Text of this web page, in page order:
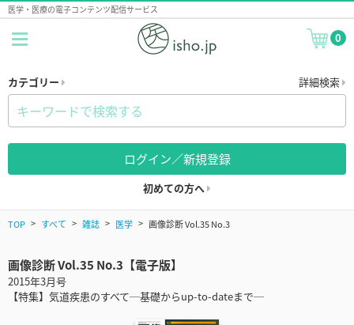
医学・医療の電子コンテンツ配信サービス
0
カテゴリー 詳細検索
ログイン／新規登録
初めての方へ
TOP すべて 雑誌 医学 画像診断 Vol.35 No.3
画像診断 Vol.35 No.3【電子版】
2015年3月号
【特集】気道疾患のすべて─基礎からup-to-dateまで─